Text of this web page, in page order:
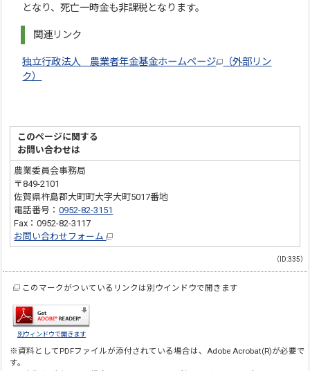
となり、死亡一時金も非課税となります。
関連リンク
独立行政法人 農業者年金基金ホームページ
（外部リン
ク）
このページに関する
お問い合わせは
農業委員会事務局
〒849-2101
佐賀県杵島郡大町町大字大町5017番地
電話番号：0952-82-3151
Fax：0952-82-3117
お問い合わせフォーム
（ID:335）
このマークがついているリンクは別ウインドウで開きます
別ウィンドウで開きます
※資料としてPDFファイルが添付されている場合は、Adobe Acrobat(R)が必要で
す。